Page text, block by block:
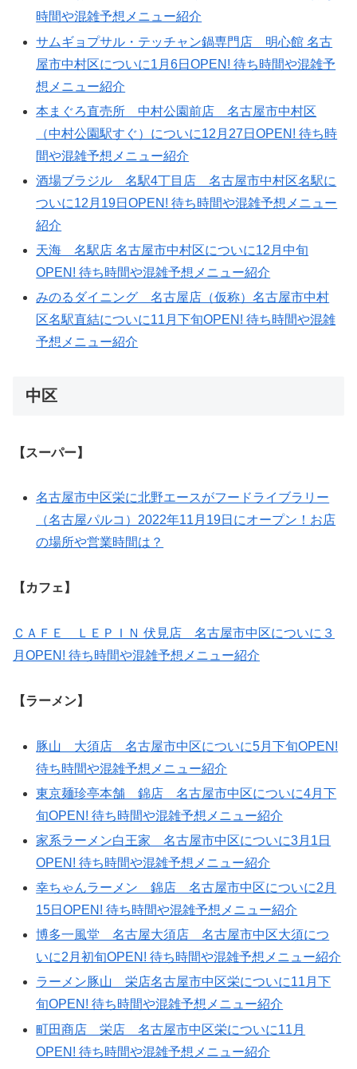
時間や混雑予想メニュー紹介
サムギョプサル・テッチャン鍋専門店 明心館 名古
屋市中村区についに1月6日OPEN! 待ち時間や混雑予
想メニュー紹介
本まぐろ直売所 中村公園前店 名古屋市中村区
（中村公園駅すぐ）についに12月27日OPEN! 待ち時
間や混雑予想メニュー紹介
酒場ブラジル 名駅4丁目店 名古屋市中村区名駅に
ついに12月19日OPEN! 待ち時間や混雑予想メニュー
紹介
天海 名駅店 名古屋市中村区についに12月中旬
OPEN! 待ち時間や混雑予想メニュー紹介
みのるダイニング 名古屋店（仮称）名古屋市中村
区名駅直結についに11月下旬OPEN! 待ち時間や混雑
予想メニュー紹介
中区
【スーパー】
名古屋市中区栄に北野エースがフードライブラリー
（名古屋パルコ）2022年11月19日にオープン！お店
の場所や営業時間は？
【カフェ】
ＣＡＦＥ ＬＥＰＩＮ 伏見店 名古屋市中区についに３
月OPEN! 待ち時間や混雑予想メニュー紹介
【ラーメン】
豚山 大須店 名古屋市中区についに5月下旬OPEN!
待ち時間や混雑予想メニュー紹介
東京麺珍亭本舗 錦店 名古屋市中区についに4月下
旬OPEN! 待ち時間や混雑予想メニュー紹介
家系ラーメン白王家 名古屋市中区についに3月1日
OPEN! 待ち時間や混雑予想メニュー紹介
幸ちゃんラーメン 錦店 名古屋市中区についに2月
15日OPEN! 待ち時間や混雑予想メニュー紹介
博多一風堂 名古屋大須店 名古屋市中区大須につ
いに2月初旬OPEN! 待ち時間や混雑予想メニュー紹介
ラーメン豚山 栄店名古屋市中区栄についに11月下
旬OPEN! 待ち時間や混雑予想メニュー紹介
町田商店 栄店 名古屋市中区栄についに11月
OPEN! 待ち時間や混雑予想メニュー紹介